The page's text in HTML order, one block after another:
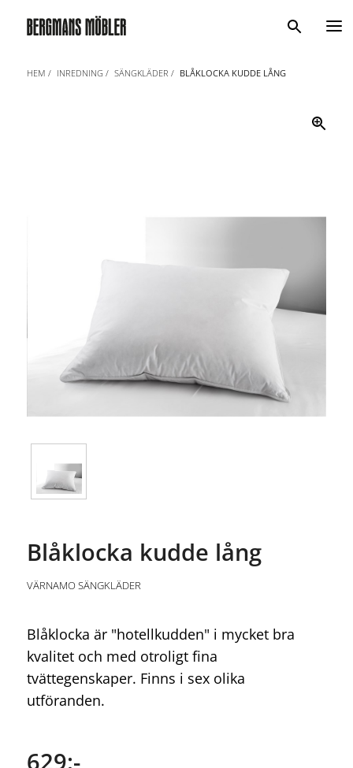
Sök
HEM INREDNING SÄNGKLÄDER BLÅKLOCKA KUDDE LÅNG
Blåklocka kudde lång
VÄRNAMO SÄNGKLÄDER
Blåklocka är "hotellkudden" i mycket bra
kvalitet och med otroligt fina
tvättegenskaper. Finns i sex olika
utföranden.
629:-